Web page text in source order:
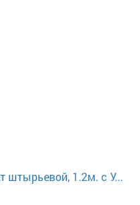
штырьевой, 1.2м. с У...